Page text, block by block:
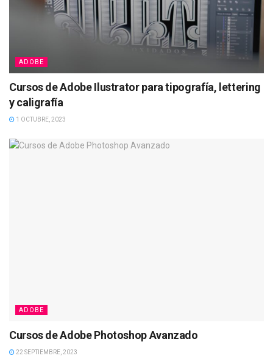
ADOBE
Cursos de Adobe Ilustrator para tipografía, lettering
y caligrafía
1 OCTUBRE, 2023
ADOBE
Cursos de Adobe Photoshop Avanzado
22 SEPTIEMBRE, 2023